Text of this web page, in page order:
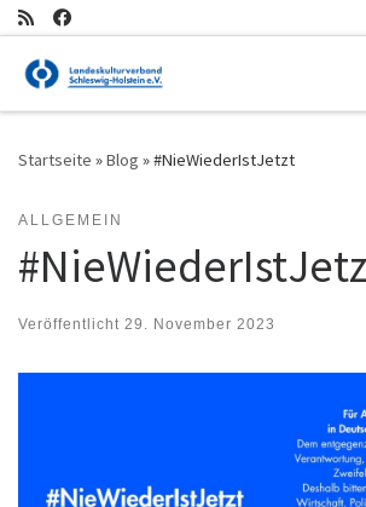
Zum Inhalt springen
Startseite »Blog »#NieWiederIstJetzt
ALLGEMEIN
Veröffentlicht 29. November 2023